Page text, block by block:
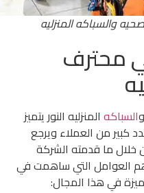
والسباكه المنزليه
محترف
المنزليه النور يتميز
من العملاء ويرجع
ما قدمته الشركة
العوامل التي ساهمت في
في هذا المجال: